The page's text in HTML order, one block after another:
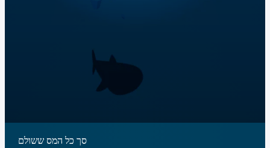
סך כל המס ששולם